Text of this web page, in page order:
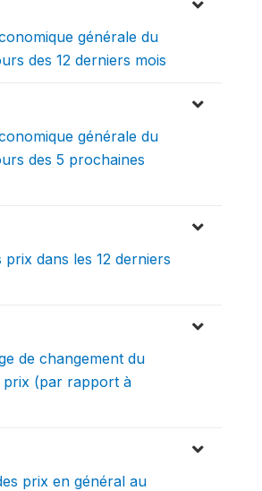
générale du
des 12 derniers mois
générale du
des 5 prochaines
prix dans les 12 derniers
de changement du
prix (par rapport à
prix en général au